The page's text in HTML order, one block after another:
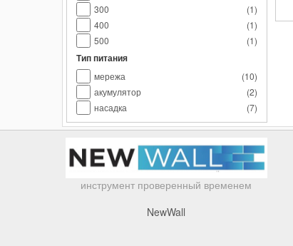
(1)
300
(1)
400
(1)
500
Тип питания
(10)
мережа
(2)
акумулятор
(7)
насадка
инструмент проверенный временем
NewWall